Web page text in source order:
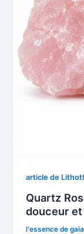
article de
Quartz
douceur et
l'essence de